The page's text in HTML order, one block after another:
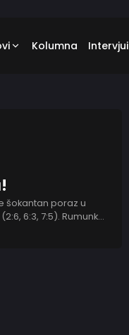
Kolumna Intervjui
šokantan poraz u
6:3, 7:5). Rumunka